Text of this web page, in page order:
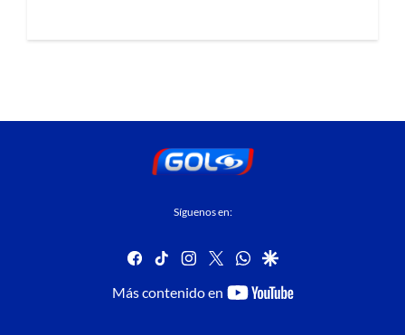
Síguenos en:
facebook
tiktok instagram
twitterwhatsapp
google
Más contenido en
youtube-